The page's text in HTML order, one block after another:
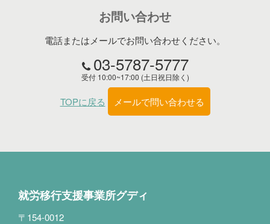
お問い合わせ
電話またはメールでお問い合わせください。
03-5787-5777
受付 10:00~17:00 (土日祝日除く)
TOPに戻る メールで問い合わせる
就労移行支援事業所グディ
〒154-0012